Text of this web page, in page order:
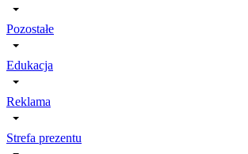
Pozostałe
Edukacja
Reklama
Strefa prezentu